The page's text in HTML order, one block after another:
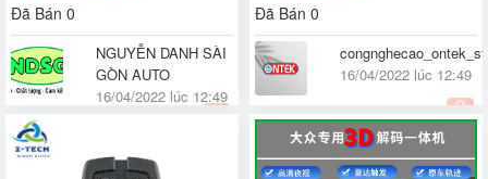
Đã Bán 0
NGUYỄN DANH SÀI
GÒN AUTO
16/04/2022 lúc 12:49
Quận Bình Thạnh, TP.
Hồ Chí Minh
Đã Bán 0
16/04/2022 lúc 12:49